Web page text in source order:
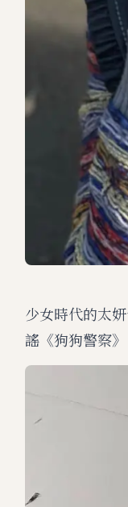
少女時代的太
謠《狗狗警察